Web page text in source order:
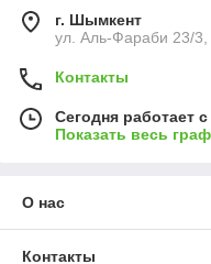
г. Шымкент
ул. Аль-Фараби 23/3,
Контакты
Сегодня работает
Показать весь
О нас
Контакты